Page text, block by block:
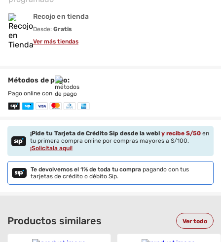
Recojo en tienda
Desde:Gratis
Ver más tiendas
Métodos de pago:
Pago online con
¡Pide tu Tarjeta de Crédito Sip desde la web! y recibe S/50 en
tu primera compra online por compras mayores a S/100.
¡Solicítala aquí!
Te devolvemos el 1% de toda tu compra pagando con tus
tarjetas de crédito o débito Sip.
Productos similares Ver todo